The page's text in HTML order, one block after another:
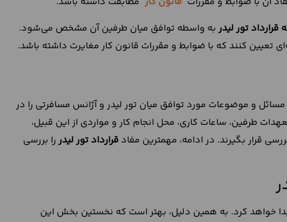
قرارداد تور لیدر به واسطه توافق میان طرفین آن مشخص می‌شود.
تعیین کنند که با ضوابط و مقررات قانون کار مغایرت داشته باشد.
و موضوعات مورد توافق میان تور لیدر و آژانس مسافرتی را در
طرفین، ساعات کاری، محل انجام کار و مواردی از این قبیل،
قرار بگیرند. در ادامه، مهمترین مفاد قرارداد تور لیدر را بررسی
خواهد کرد. به همین دلیل، بهتر است که نخستین بخش این